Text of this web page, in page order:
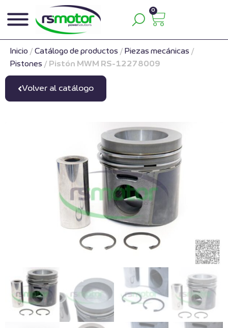
0
Inicio / Catálogo de productos / Piezas mecánicas /
Pistones / Pistón MWM RS-12278009
Volver al catálogo